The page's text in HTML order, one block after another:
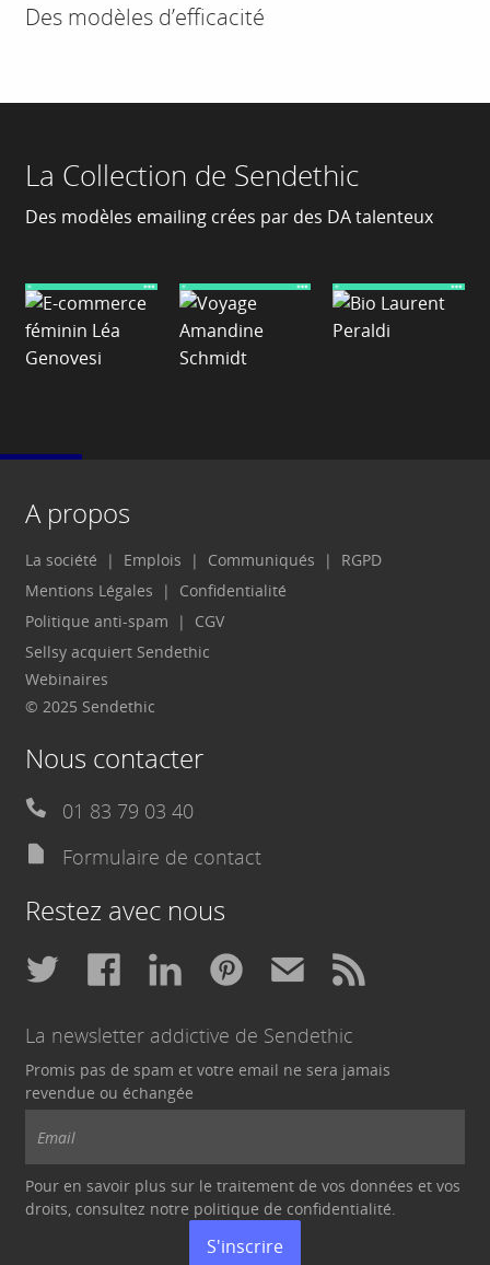
Des modèles d’efficacité
La Collection de Sendethic
Des modèles emailing crées par des DA talenteux
A propos
La société Emplois Communiqués
RGPD
Mentions Légales
Confidentialité
Politique anti-spam
CGV
Sellsy acquiert Sendethic
Webinaires
© 2025 Sendethic
Nous contacter
01 83 79 03 40
Formulaire de contact
Restez avec nous
La newsletter addictive de Sendethic
Promis pas de spam et votre email ne sera jamais
revendue ou échangée
Pour en savoir plus sur le traitement de vos données et vos
droits, consultez notre politique de confidentialité
S'inscrire